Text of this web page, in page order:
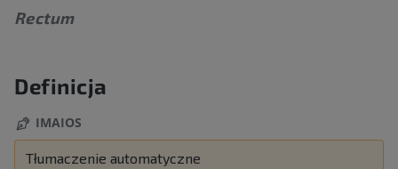
Rectum
Definicja
IMAIOS
Tłumaczenie automatyczne